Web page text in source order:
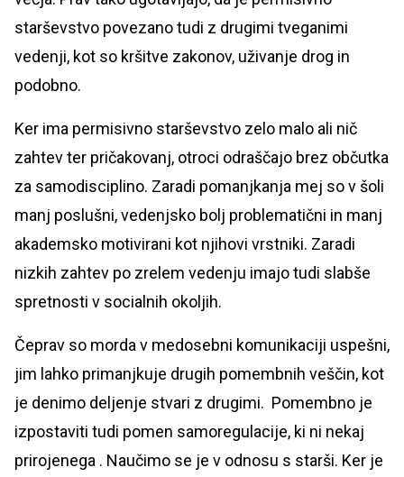
starševstvo povezano tudi z drugimi tveganimi
vedenji, kot so kršitve zakonov, uživanje drog in
podobno.
Ker ima permisivno starševstvo zelo malo ali nič
zahtev ter pričakovanj, otroci odraščajo brez občutka
za samodisciplino. Zaradi pomanjkanja mej so v šoli
manj poslušni, vedenjsko bolj problematični in manj
akademsko motivirani kot njihovi vrstniki. Zaradi
nizkih zahtev po zrelem vedenju imajo tudi slabše
spretnosti v socialnih okoljih.
Čeprav so morda v medosebni komunikaciji uspešni,
jim lahko primanjkuje drugih pomembnih veščin, kot
je denimo deljenje stvari z drugimi. Pomembno je
izpostaviti tudi pomen samoregulacije, ki ni nekaj
prirojenega . Naučimo se je v odnosu s starši. Ker je